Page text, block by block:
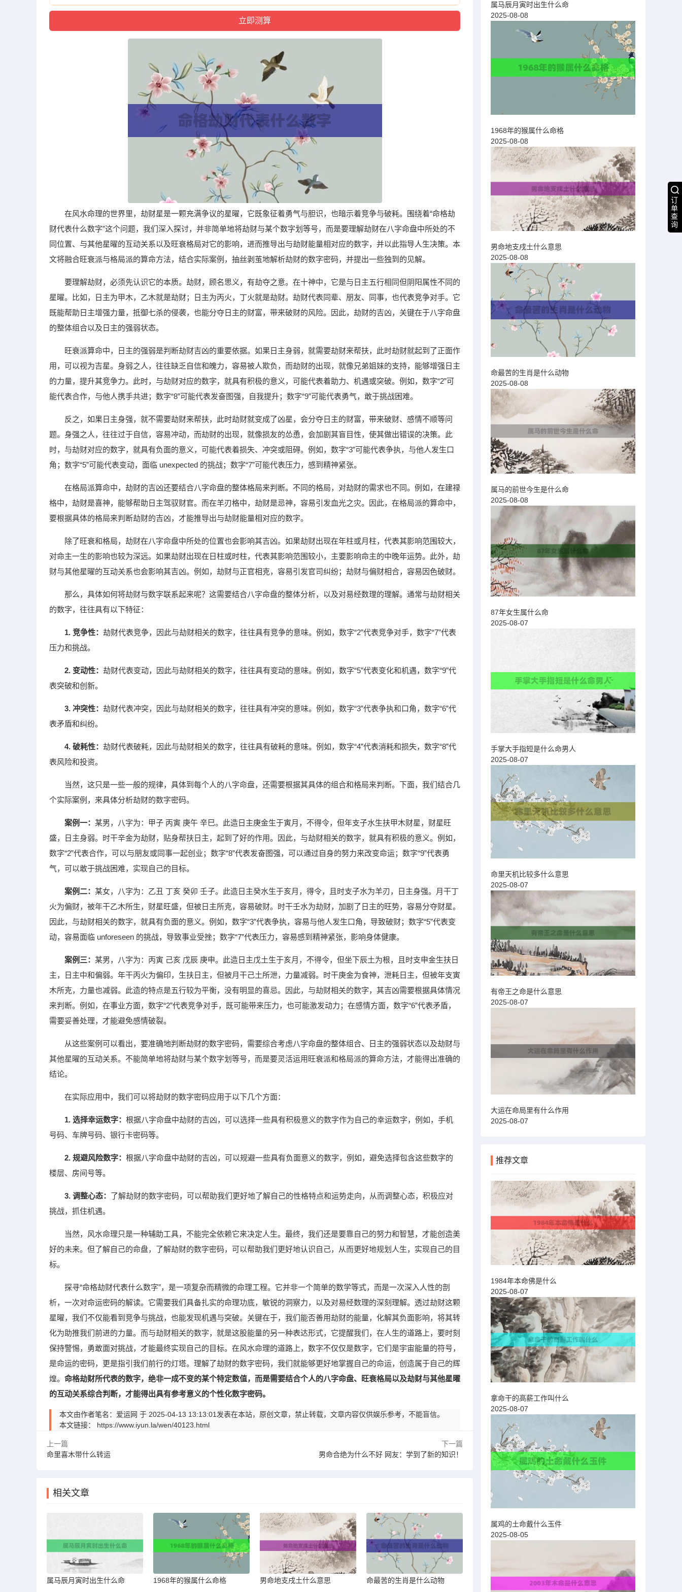
订
单
查
询
在风水命理的世界里，劫财星是一颗充满争议的星曜，它既象征着勇气与胆识，也暗示着竞争与破耗。围绕着“命格劫
财代表什么数字”这个问题，我们深入探讨，并非简单地将劫财与某个数字划等号，而是要理解劫财在八字命盘中所处的不
同位置、与其他星曜的互动关系以及旺衰格局对它的影响，进而推导出与劫财能量相对应的数字，并以此指导人生决策。本
文将融合旺衰派与格局派的算命方法，结合实际案例，抽丝剥茧地解析劫财的数字密码，并提出一些独到的见解。
要理解劫财，必须先认识它的本质。劫财，顾名思义，有劫夺之意。在十神中，它是与日主五行相同但阴阳属性不同的
星曜。比如，日主为甲木，乙木就是劫财；日主为丙火，丁火就是劫财。劫财代表同辈、朋友、同事，也代表竞争对手。它
既能帮助日主增强力量，抵御七杀的侵袭，也能分夺日主的财富，带来破财的风险。因此，劫财的吉凶，关键在于八字命盘
的整体组合以及日主的强弱状态。
旺衰派算命中，日主的强弱是判断劫财吉凶的重要依据。如果日主身弱，就需要劫财来帮扶，此时劫财就起到了正面作
用，可以视为吉星。身弱之人，往往缺乏自信和魄力，容易被人欺负，而劫财的出现，就像兄弟姐妹的支持，能够增强日主
的力量，提升其竞争力。此时，与劫财对应的数字，就具有积极的意义，可能代表着助力、机遇或突破。例如，数字“2”可
能代表合作，与他人携手共进；数字“8”可能代表发奋图强，自我提升；数字“9”可能代表勇气，敢于挑战困难。
反之，如果日主身强，就不需要劫财来帮扶，此时劫财就变成了凶星，会分夺日主的财富，带来破财、感情不顺等问
题。身强之人，往往过于自信，容易冲动，而劫财的出现，就像损友的怂恿，会加剧其盲目性，使其做出错误的决策。此
时，与劫财对应的数字，就具有负面的意义，可能代表着损失、冲突或阻碍。例如，数字“3”可能代表争执，与他人发生口
角；数字“5”可能代表变动，面临 unexpected 的挑战；数字“7”可能代表压力，感到精神紧张。
在格局派算命中，劫财的吉凶还要结合八字命盘的整体格局来判断。不同的格局，对劫财的需求也不同。例如，在建禄
格中，劫财是喜神，能够帮助日主驾驭财官。而在羊刃格中，劫财是忌神，容易引发血光之灾。因此，在格局派的算命中，
要根据具体的格局来判断劫财的吉凶，才能推导出与劫财能量相对应的数字。
除了旺衰和格局，劫财在八字命盘中所处的位置也会影响其吉凶。如果劫财出现在年柱或月柱，代表其影响范围较大，
对命主一生的影响也较为深远。如果劫财出现在日柱或时柱，代表其影响范围较小，主要影响命主的中晚年运势。此外，劫
财与其他星曜的互动关系也会影响其吉凶。例如，劫财与正官相克，容易引发官司纠纷；劫财与偏财相合，容易因色破财。
那么，具体如何将劫财与数字联系起来呢？这需要结合八字命盘的整体分析，以及对易经数理的理解。通常与劫财相关
的数字，往往具有以下特征：
1. 竞争性： 劫财代表竞争，因此与劫财相关的数字，往往具有竞争的意味。例如，数字“2”代表竞争对手，数字“7”代表
压力和挑战。
2. 变动性： 劫财代表变动，因此与劫财相关的数字，往往具有变动的意味。例如，数字“5”代表变化和机遇，数字“9”代
表突破和创新。
3. 冲突性： 劫财代表冲突，因此与劫财相关的数字，往往具有冲突的意味。例如，数字“3”代表争执和口角，数字“6”代
表矛盾和纠纷。
4. 破耗性： 劫财代表破耗，因此与劫财相关的数字，往往具有破耗的意味。例如，数字“4”代表消耗和损失，数字“8”代
表风险和投资。
当然，这只是一些一般的规律，具体到每个人的八字命盘，还需要根据其具体的组合和格局来判断。下面，我们结合几
个实际案例，来具体分析劫财的数字密码。
案例一： 某男，八字为：甲子 丙寅 庚午 辛巳。此造日主庚金生于寅月，不得令，但年支子水生扶甲木财星，财星旺
盛，日主身弱。时干辛金为劫财，贴身帮扶日主，起到了好的作用。因此，与劫财相关的数字，就具有积极的意义。例如，
数字“2”代表合作，可以与朋友或同事一起创业；数字“8”代表发奋图强，可以通过自身的努力来改变命运；数字“9”代表勇
气，可以敢于挑战困难，实现自己的目标。
案例二： 某女，八字为：乙丑 丁亥 癸卯 壬子。此造日主癸水生于亥月，得令，且时支子水为羊刃，日主身强。月干丁
火为偏财，被年干乙木所生，财星旺盛，但被日主所克，容易破财。时干壬水为劫财，加剧了日主的旺势，容易分夺财星。
因此，与劫财相关的数字，就具有负面的意义。例如，数字“3”代表争执，容易与他人发生口角，导致破财；数字“5”代表变
动，容易面临 unforeseen 的挑战，导致事业受挫；数字“7”代表压力，容易感到精神紧张，影响身体健康。
案例三： 某男，八字为：丙寅 己亥 戊辰 庚申。此造日主戊土生于亥月，不得令，但坐下辰土为根，且时支申金生扶日
主，日主中和偏弱。年干丙火为偏印，生扶日主，但被月干己土所泄，力量减弱。时干庚金为食神，泄耗日主，但被年支寅
木所克，力量也减弱。此造的特点是五行较为平衡，没有明显的喜忌。因此，与劫财相关的数字，其吉凶需要根据具体情况
来判断。例如，在事业方面，数字“2”代表竞争对手，既可能带来压力，也可能激发动力；在感情方面，数字“6”代表矛盾，
需要妥善处理，才能避免感情破裂。
从这些案例可以看出，要准确地判断劫财的数字密码，需要综合考虑八字命盘的整体组合、日主的强弱状态以及劫财与
其他星曜的互动关系。不能简单地将劫财与某个数字划等号，而是要灵活运用旺衰派和格局派的算命方法，才能得出准确的
结论。
在实际应用中，我们可以将劫财的数字密码应用于以下几个方面：
1. 选择幸运数字： 根据八字命盘中劫财的吉凶，可以选择一些具有积极意义的数字作为自己的幸运数字，例如，手机
号码、车牌号码、银行卡密码等。
2. 规避风险数字： 根据八字命盘中劫财的吉凶，可以规避一些具有负面意义的数字，例如，避免选择包含这些数字的
楼层、房间号等。
3. 调整心态： 了解劫财的数字密码，可以帮助我们更好地了解自己的性格特点和运势走向，从而调整心态，积极应对
挑战，抓住机遇。
当然，风水命理只是一种辅助工具，不能完全依赖它来决定人生。最终，我们还是要靠自己的努力和智慧，才能创造美
好的未来。但了解自己的命盘，了解劫财的数字密码，可以帮助我们更好地认识自己，从而更好地规划人生，实现自己的目
标。
探寻“命格劫财代表什么数字”，是一项复杂而精微的命理工程。它并非一个简单的数学等式，而是一次深入人性的剖
析，一次对命运密码的解读。它需要我们具备扎实的命理功底，敏锐的洞察力，以及对易经数理的深刻理解。透过劫财这颗
星曜，我们不仅能看到竞争与挑战，也能发现机遇与突破。关键在于，我们能否善用劫财的能量，化解其负面影响，将其转
化为助推我们前进的力量。而与劫财相关的数字，就是这股能量的另一种表达形式，它提醒我们，在人生的道路上，要时刻
保持警惕，勇敢面对挑战，才能最终实现自己的目标。在风水命理的道路上，数字不仅仅是数字，它们是宇宙能量的符号，
是命运的密码，更是指引我们前行的灯塔。理解了劫财的数字密码，我们就能够更好地掌握自己的命运，创造属于自己的辉
煌。 命格劫财所代表的数字，绝非一成不变的某个特定数值，而是需要结合个人的八字命盘、旺衰格局以及劫财与其他星曜
的互动关系综合判断，才能得出具有参考意义的个性化数字密码。
本文由作者笔名：爱运网 于 2025-04-13 13:13:01发表在本站，原创文章，禁止转载，文章内容仅供娱乐参考，不能盲信。
本文链接： https://www.iyun.la/wen/40123.html
上一篇
命里喜木带什么转运
下一篇
男命合绝为什么不好 网友：学到了新的知识！
相关文章
属马辰月寅时出生什么命 1968年的猴属什么命格 男命地支戌土什么意思 命最苦的生肖是什么动物
属马辰月寅时出生什么命
2025-08-08
1968年的猴属什么命格
2025-08-08
男命地支戌土什么意思
2025-08-08
命最苦的生肖是什么动物
2025-08-08
属马的前世今生是什么命
2025-08-08
87年女生属什么命
2025-08-07
手掌大手指短是什么命男人
2025-08-07
命里天机比较多什么意思
2025-08-07
有帝王之命是什么意思
2025-08-07
大运在命局里有什么作用
2025-08-07
推荐文章
1984年本命佛是什么
2025-08-07
拿命干的高薪工作叫什么
2025-08-07
属鸡的土命戴什么玉件
2025-08-05